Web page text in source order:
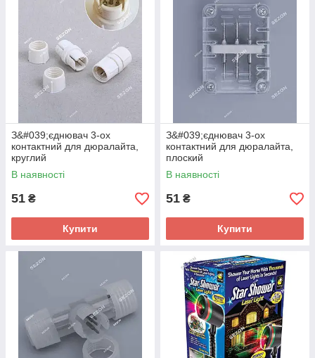
З&#039;єднювач 3-ох
контактний для дюралайта,
круглий
В наявності
51 ₴
Купити
З&#039;єднювач 3-ох
контактний для дюралайта,
плоский
В наявності
51 ₴
Купити